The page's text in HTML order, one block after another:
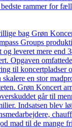
rammer for
bag Grøn
Groups
leveret mere end
Opgaven
til koncertpladser
en stor
Grøn Koncert
går til
Indsatsen blev
mad til de mange